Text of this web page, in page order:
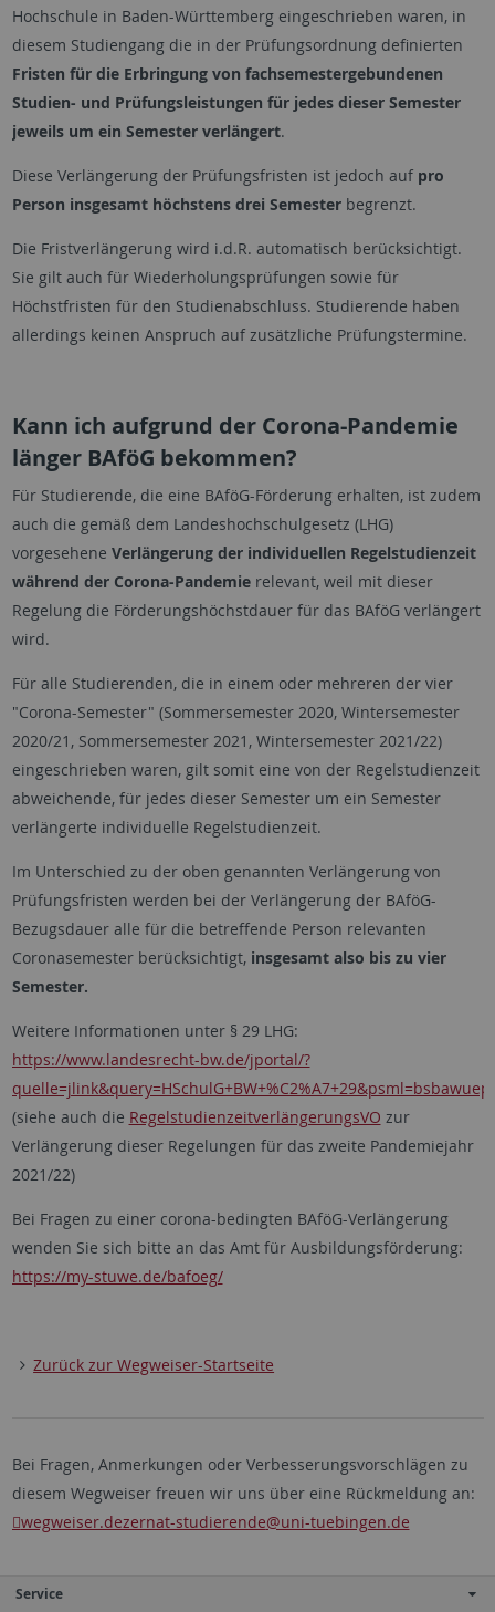
Hochschule in Baden-Württemberg eingeschrieben waren, in
diesem Studiengang die in der Prüfungsordnung definierten
Fristen für die Erbringung von fachsemestergebun­denen
Studien- und Prüfungsleistungen für jedes dieser Semester
jeweils um ein Semester verlängert.
Diese Verlängerung der Prüfungsfristen ist jedoch auf pro
Person insgesamt höchstens drei Semesterbegrenzt.
Die Fristverlängerung wird i.d.R. automatisch berücksichtigt.
Sie gilt auch für Wiederholungsprüfungen sowie für
Höchstfristen für den Studienabschluss. Studierende haben
allerdings keinen Anspruch auf zusätzliche Prüfungstermine.
Kann ich aufgrund der Corona-Pandemie
länger BAföG bekommen?
Für Studierende, die eine BAföG-Förderung erhalten, ist zudem
auch die gemäß dem Landeshochschulgesetz (LHG)
vorgesehene Verlängerung der individuellen Regel­studien­zeit
während der Corona-Pandemierelevant, weil mit dieser
Regelung die Förderungs­höchstdauer für das BAföG verlängert
wird.
Für alle Studierenden, die in einem oder mehreren der vier
"Corona-Semester" (Sommersemester 2020, Wintersemester
2020/21, Sommersemester 2021, Wintersemester 2021/22)
eingeschrieben waren, gilt somit eine von der Regel­studien­zeit
abweichende, für jedes dieser Semester um ein Semester
verlängerte individuelle Regel­studien­zeit.
Im Unterschied zu der oben genannten Verlängerung von
Prüfungsfristen werden bei der Verlängerung der BAföG-
Bezugsdauer alle für die betreffende Person relevanten
Coronasemester berücksichtigt, insgesamt also bis zu vier
Semester.
Weitere Informationen unter § 29 LHG:
https://www.landesrecht-bw.de/jportal/?
(siehe auch die RegelstudienzeitverlängerungsVO zur
Verlängerung dieser Regelungen für das zweite Pandemiejahr
2021/22)
Bei Fragen zu einer corona-bedingten BAföG-Verlängerung
wenden Sie sich bitte an das Amt für Ausbildungsförderung:
https://my-stuwe.de/bafoeg/
Zurück zur Wegweiser-Startseite
Bei Fragen, Anmerkungen oder Verbesserungsvorschlägen zu
diesem Wegweiser freuen wir uns über eine Rückmeldung an:
wegweiser.dezernat-studierende@uni-tuebingen.de
Service